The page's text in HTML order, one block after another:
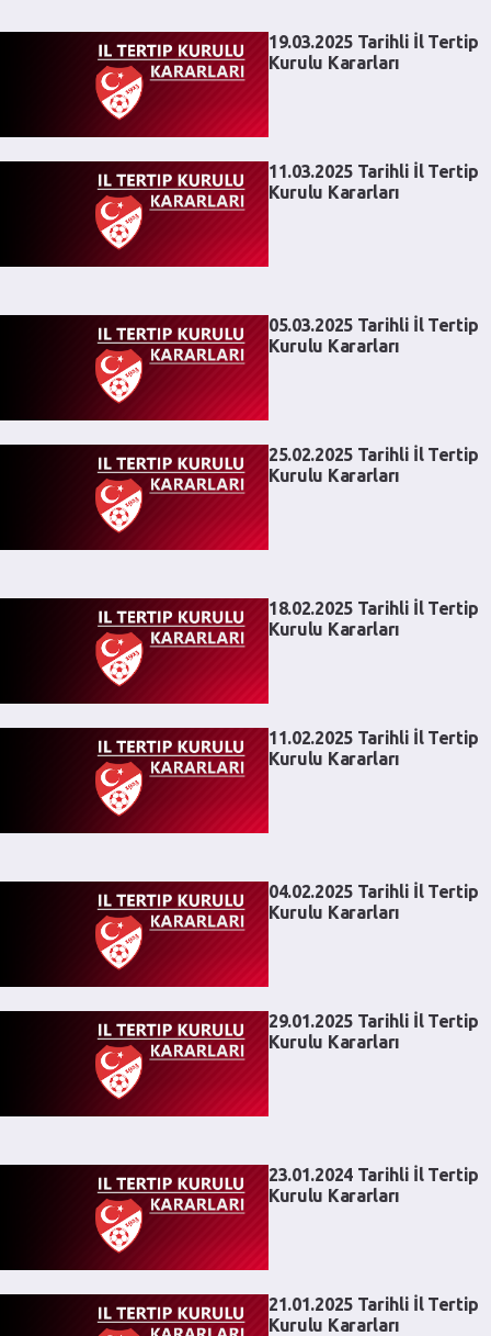
19.03.2025 Tarihli İl Tertip
Kurulu Kararları
11.03.2025 Tarihli İl Tertip
Kurulu Kararları
05.03.2025 Tarihli İl Tertip
Kurulu Kararları
25.02.2025 Tarihli İl Tertip
Kurulu Kararları
18.02.2025 Tarihli İl Tertip
Kurulu Kararları
11.02.2025 Tarihli İl Tertip
Kurulu Kararları
04.02.2025 Tarihli İl Tertip
Kurulu Kararları
29.01.2025 Tarihli İl Tertip
Kurulu Kararları
23.01.2024 Tarihli İl Tertip
Kurulu Kararları
21.01.2025 Tarihli İl Tertip
Kurulu Kararları